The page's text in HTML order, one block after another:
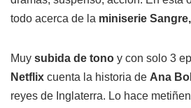
todo acerca de la miniserie
Muy subida de tono y con solo 3
Netflix cuenta la historia de Ana
reyes de Inglaterra. Lo hace